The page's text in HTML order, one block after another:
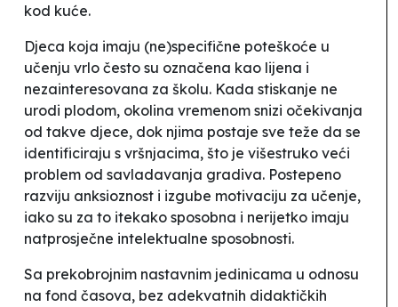
kod kuće.
Djeca koja imaju (ne)specifične poteškoće u
učenju vrlo često su označena kao lijena i
nezainteresovana za školu. Kada stiskanje ne
urodi plodom, okolina vremenom snizi očekivanja
od takve djece, dok njima postaje sve teže da se
identificiraju s vršnjacima, što je višestruko veći
problem od savladavanja gradiva. Postepeno
razviju anksioznost i izgube motivaciju za učenje,
iako su za to itekako sposobna i nerijetko imaju
natprosječne intelektualne sposobnosti.
Sa prekobrojnim nastavnim jedinicama u odnosu
na fond časova, bez adekvatnih didaktičkih